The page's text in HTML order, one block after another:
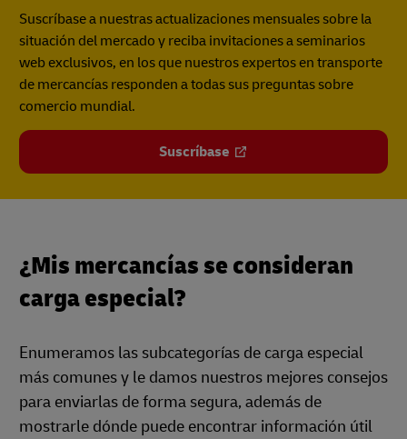
Suscríbase a nuestras actualizaciones mensuales sobre la
situación del mercado y reciba invitaciones a seminarios
web exclusivos, en los que nuestros expertos en transporte
de mercancías responden a todas sus preguntas sobre
comercio mundial.
Suscríbase
¿Mis mercancías se consideran
carga especial?
Enumeramos las subcategorías de carga especial
más comunes y le damos nuestros mejores consejos
para enviarlas de forma segura, además de
mostrarle dónde puede encontrar información útil